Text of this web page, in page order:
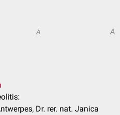
A A
Dr. rer. nat. Janica